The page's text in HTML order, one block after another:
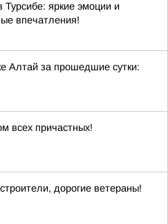
Турсибе: яркие эмоции и
впечатления!
Алтай за прошедшие сутки:
всех причастных!
дорогие ветераны!